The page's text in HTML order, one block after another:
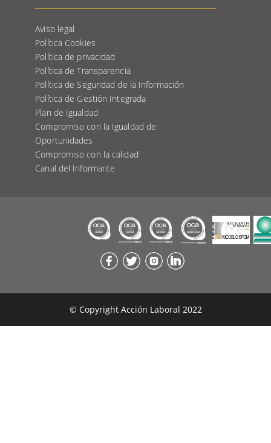
Aviso legal
Política Cookies
Política de privacidad
Política de Transparencia
Política de Seguridad de la Información
Política de Gestión Integrada
Plan de Igualdad
Compromiso con la Igualdad de
Oportunidades
Compromiso con la calidad
Canal del Informante
© Copyright Acción Laboral 2022